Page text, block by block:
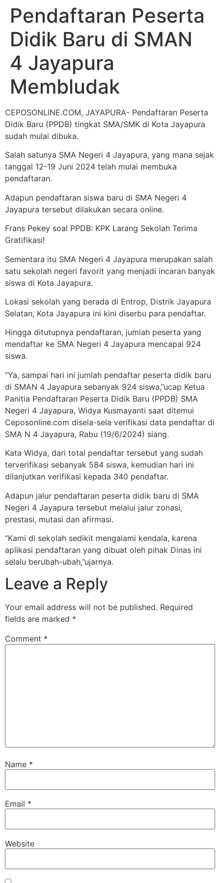
Pendaftaran Peserta
Didik Baru di SMAN
4 Jayapura
Membludak
CEPOSONLINE.COM, JAYAPURA- Pendaftaran Peserta
Didik Baru (PPDB) tingkat SMA/SMK di Kota Jayapura
sudah mulai dibuka.
Salah satunya SMA Negeri 4 Jayapura, yang mana sejak
tanggal 12-19 Juni 2024 telah mulai membuka
pendaftaran.
Adapun pendaftaran siswa baru di SMA Negeri 4
Jayapura tersebut dilakukan secara online.
Frans Pekey soal PPDB: KPK Larang Sekolah Terima
Gratifikasi!
Sementara itu SMA Negeri 4 Jayapura merupakan salah
satu sekolah negeri favorit yang menjadi incaran banyak
siswa di Kota Jayapura.
Lokasi sekolah yang berada di Entrop, Distrik Jayapura
Selatan, Kota Jayapura ini kini diserbu para pendaftar.
Hingga ditutupnya pendaftaran, jumlah peserta yang
mendaftar ke SMA Negeri 4 Jayapura mencapai 924
siswa.
“Ya, sampai hari ini jumlah pendaftar peserta didik baru
di SMAN 4 Jayapura sebanyak 924 siswa,”ucap Ketua
Panitia Pendaftaran Peserta Didik Baru (PPDB) SMA
Negeri 4 Jayapura, Widya Kusmayanti saat ditemui
Ceposonline.com disela-sela verifikasi data pendaftar di
SMA N 4 Jayapura, Rabu (19/6/2024) siang.
Kata Widya, dari total pendaftar tersebut yang sudah
terverifikasi sebanyak 584 siswa, kemudian hari ini
dilanjutkan verifikasi kepada 340 pendaftar.
Adapun jalur pendaftaran peserta didik baru di SMA
Negeri 4 Jayapura tersebut melalui jalur zonasi,
prestasi, mutasi dan afirmasi.
“Kami di sekolah sedikit mengalami kendala, karena
aplikasi pendaftaran yang dibuat oleh pihak Dinas ini
selalu berubah-ubah,”ujarnya.
Leave a Reply
Your email address will not be published. Required
fields are marked *
Comment *
Name *
Email *
Website